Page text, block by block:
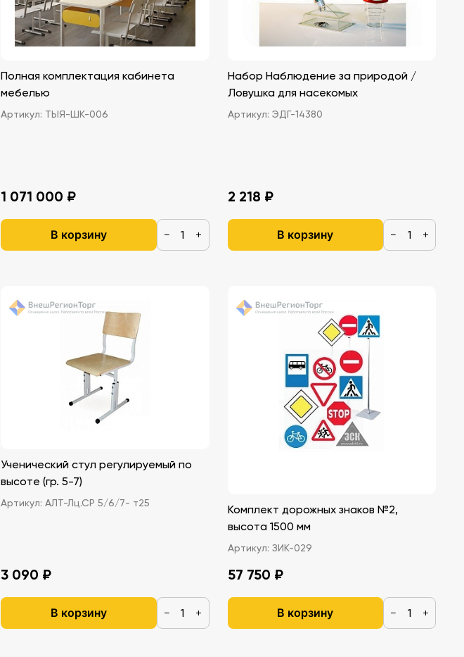
Полная комплектация кабинета
мебелью
Артикул: ТЫЯ-ШК-006
1 071 000 ₽
В корзину − +
Набор Наблюдение за природой /
Ловушка для насекомых
Артикул: ЭДГ-14380
2 218 ₽
В корзину − +
Ученический стул регулируемый по
высоте (гр. 5-7)
Артикул: АЛТ-Лц.СР 5/6/7- т25
3 090 ₽
В корзину − +
Комплект дорожных знаков №2,
высота 1500 мм
Артикул: ЗИК-029
57 750 ₽
В корзину − +